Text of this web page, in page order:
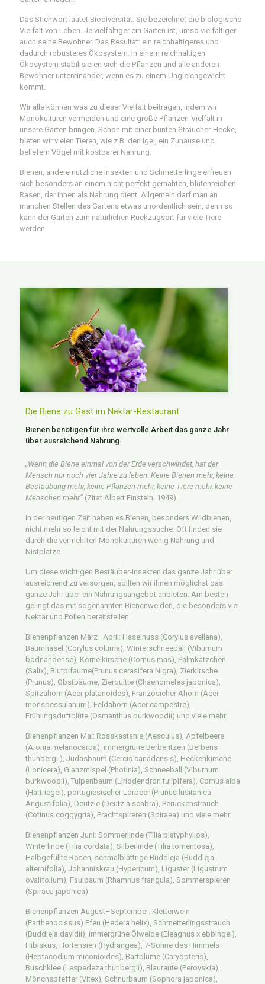
Das Stichwort lautet Biodiversität. Sie bezeichnet die biologische
Vielfalt von Leben. Je vielfältiger ein Garten ist, umso vielfältiger
auch seine Bewohner. Das Resultat: ein reichhaltigeres und
dadurch robusteres Ökosystem. In einem reichhaltigen
Ökosystem stabilisieren sich die Pflanzen und alle anderen
Bewohner untereinander, wenn es zu einem Ungleichgewicht
kommt.
Wir alle können was zu dieser Vielfalt beitragen, indem wir
Monokulturen vermeiden und eine große Pflanzen-Vielfalt in
unsere Gärten bringen. Schon mit einer bunten Sträucher-Hecke,
bieten wir vielen Tieren, wie z.B. den Igel, ein Zuhause und
beliefern Vögel mit kostbarer Nahrung.
Bienen, andere nützliche Insekten und Schmetterlinge erfreuen
sich besonders an einem nicht perfekt gemähten, blütenreichen
Rasen, der ihnen als Nahrung dient. Allgemein darf man an
manchen Stellen des Gartens etwas unordentlich sein, denn so
kann der Garten zum natürlichen Rückzugsort für viele Tiere
werden.
Die Biene zu Gast im Nektar-Restaurant
Bienen benötigen für ihre wertvolle Arbeit das ganze Jahr
über ausreichend Nahrung.
„Wenn die Biene einmal von der Erde verschwindet, hat der
Mensch nur noch vier Jahre zu leben. Keine Bienen mehr, keine
Bestäubung mehr, keine Pflanzen mehr, keine Tiere mehr, keine
Menschen mehr“ (Zitat Albert Einstein, 1949)
In der heutigen Zeit haben es Bienen, besonders Wildbienen,
nicht mehr so leicht mit der Nahrungssuche. Oft finden sie
durch die vermehrten Monokulturen wenig Nahrung und
Nistplätze.
Um diese wichtigen Bestäuber-Insekten das ganze Jahr über
ausreichend zu versorgen, sollten wir ihnen möglichst das
ganze Jahr über ein Nahrungsangebot anbieten. Am besten
gelingt das mit sogenannten Bienenweiden, die besonders viel
Nektar und Pollen bereitstellen.
Bienenpflanzen März–April: Haselnuss (Corylus avellana),
Baumhasel (Corylus colurna), Winterschneeball (Viburnum
bodnandense), Kornelkirsche (Cornus mas), Palmkätzchen
(Salix), Blutplfaume(Prunus cerasifera Nigra), Zierkirsche
(Prunus), Obstbäume, Zierquitte (Chaenomeles japonica),
Spitzahorn (Acer platanoides), Französicher Ahorn (Acer
monspessulanum), Feldahorn (Acer campestre),
Frühlingsduftblüte (Osmanthus burkwoodii) und viele mehr.
Bienenpflanzen Mai: Rosskastanie (Aesculus), Apfelbeere
(Aronia melanocarpa), immergrüne Berberitzen (Berberis
thunbergii), Judasbaum (Cercis canadensis), Heckenkirsche
(Lonicera), Glanzmispel (Photinia), Schneeball (Viburnum
burkwoodii), Tulpenbaum (Liriodendron tulipifera), Cornus alba
(Hartriegel), portugiesischer Lorbeer (Prunus lusitanica
Angustifolia), Deutzie (Deutzia scabra), Perückenstrauch
(Cotinus coggygria), Prachtspireren (Spiraea) und viele mehr.
Bienenpflanzen Juni: Sommerlinde (Tilia platyphyllos),
Winterlinde (Tilia cordata), Silberlinde (Tilia tomentosa),
Halbgefüllte Rosen, schmalblättrige Buddleja (Buddleja
alternifolia), Johanniskrau (Hypericum), Liguster (Ligustrum
ovalifolium), Faulbaum (Rhamnus frangula), Sommerspieren
(Spiraea japonica).
Bienenpflanzen August–September: Kletterwein
(Parthenocissus) Efeu (Hedera helix), Schmetterlingsstrauch
(Buddleja davidii), immergrüne Ölweide (Eleagnus x ebbingei),
Hibiskus, Hortensien (Hydrangea), 7-Söhne des Himmels
(Heptacodium miconioides), Bartblume (Caryopteris),
Buschklee (Lespedeza thunbergii), Blauraute (Perovskia),
Mönchspfeffer (Vitex), Schnurbaum (Sophora japonica),